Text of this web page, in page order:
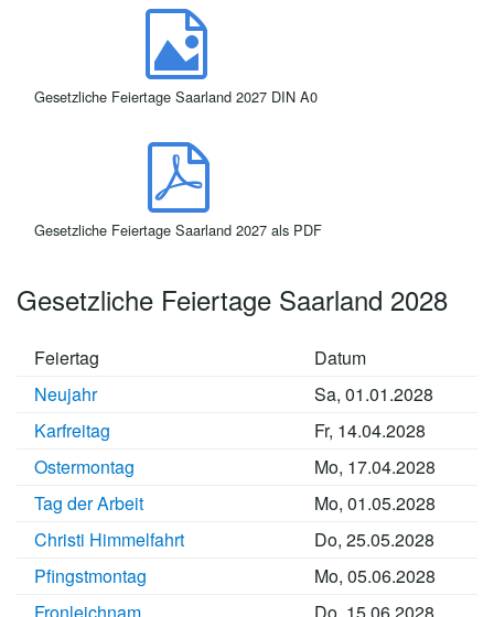
Gesetzliche Feiertage Saarland 2027 DIN A0
Gesetzliche Feiertage Saarland 2027 als PDF
Gesetzliche Feiertage Saarland 2028
Feiertag
Datum
Neujahr
Sa, 01.01.2028
Karfreitag
Fr, 14.04.2028
Ostermontag
Mo, 17.04.2028
Tag der Arbeit
Mo, 01.05.2028
Christi Himmelfahrt
Do, 25.05.2028
Pfingstmontag
Mo, 05.06.2028